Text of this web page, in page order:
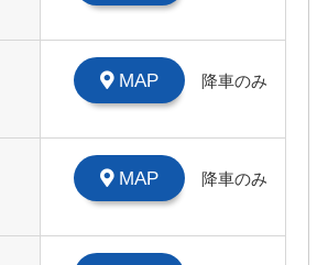
MAP 降車のみ
MAP 降車のみ